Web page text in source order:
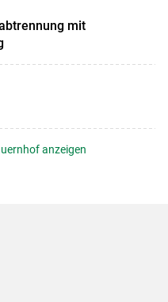
mit
anzeigen